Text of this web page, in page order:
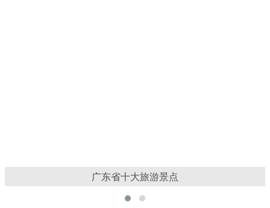
2022华侨城文化旅游节华南分会场“玩美”启幕